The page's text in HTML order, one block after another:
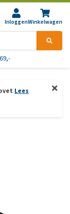
InloggenWinkelwagen
Lees